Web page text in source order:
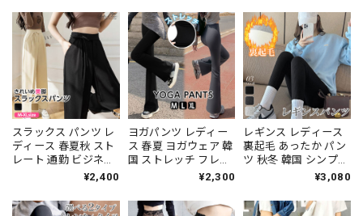
ウエスト フィットネ
ス ストレッチ 伸縮性
レギンス 大人可愛い
大人女子 [LS-
CGP006]
トネス ジム ジョギン
グ 運動 ストレッチ ポ
ケット付き 大人可愛
い 大人女子
暖かい 冷え対策 イン
ナー インナーパンツ
ヒップアップ ストレ
ッチ 大人可愛い 大人
女子 [LW-CFI001]
スラックス パンツ レ
ディース 春夏秋 スト
レート 通勤 ビジネス
オフィス 韓国 大人 き
ボンスラックス ハイ
¥2,400
ヨガパンツ レディー
ス 春夏 ヨガウェア 韓
国 ストレッチ フレア
レギンス スポーツ 大
無地 フィットネス パ
¥2,300
レギンス レディース
裏起毛 あったか パン
ツ 秋冬 韓国 シンプル
きれいめ 大人 おしゃ
温 ウエストゴム リブ
¥3,080